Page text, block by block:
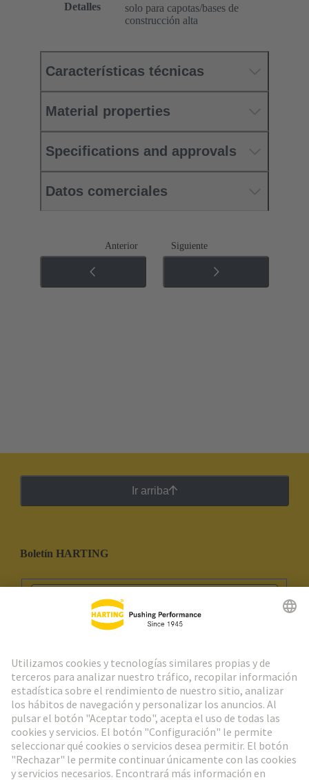
Detalles
solo para capotas/bases de
construcción alta
Características técnicas
Material properties
Specifications and approvals
Datos comerciales
Anterior Siguiente
Ir arriba
Boletín HARTING
Ir al registro
Social Media